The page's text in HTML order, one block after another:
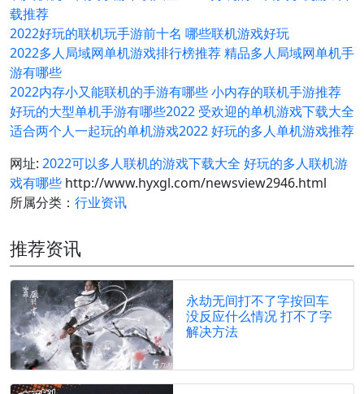
载推荐
2022好玩的联机玩手游前十名 哪些联机游戏好玩
2022多人局域网单机游戏排行榜推荐 精品多人局域网单机手
游有哪些
2022内存小又能联机的手游有哪些 小内存的联机手游推荐
好玩的大型单机手游有哪些2022 受欢迎的单机游戏下载大全
适合两个人一起玩的单机游戏2022 好玩的多人单机游戏推荐
网址: 2022可以多人联机的游戏下载大全 好玩的多人联机游
戏有哪些 http://www.hyxgl.com/newsview2946.html
所属分类： 行业资讯
推荐资讯
永劫无间打不了字按回车
没反应什么情况 打不了字
解决方法